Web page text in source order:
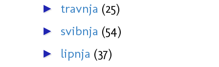
► travnja (25)
► svibnja (54)
► lipnja (37)